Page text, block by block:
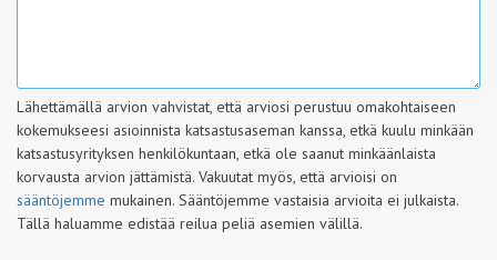
Lähettämällä arvion vahvistat, että arviosi perustuu omakohtaiseen
kokemukseesi asioinnista katsastusaseman kanssa, etkä kuulu minkään
katsastusyrityksen henkilökuntaan, etkä ole saanut minkäänlaista
korvausta arvion jättämistä. Vakuutat myös, että arvioisi on
sääntöjemme mukainen. Sääntöjemme vastaisia arvioita ei julkaista.
Tällä haluamme edistää reilua peliä asemien välillä.